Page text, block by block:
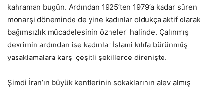
kahraman bugün. Ardından 1925’ten 1979’a kadar süren
monarşi döneminde de yine kadınlar oldukça aktif olarak
bağımsızlık mücadelesinin özneleri halinde. Çalınmış
devrimin ardından ise kadınlar İslami kılıfa bürünmüş
yasaklamalara karşı çeşitli şekillerde direnişte.
Şimdi İran’ın büyük kentlerinin sokaklarının alev almış